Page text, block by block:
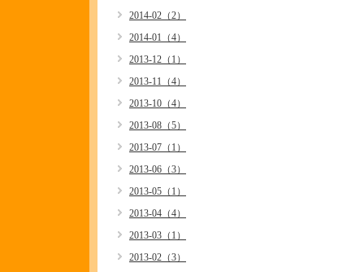
2014-02（2）
2014-01（4）
2013-12（1）
2013-11（4）
2013-10（4）
2013-08（5）
2013-07（1）
2013-06（3）
2013-05（1）
2013-04（4）
2013-03（1）
2013-02（3）